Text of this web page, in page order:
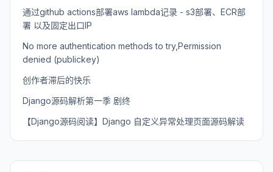
通过github actions部署aws lambda记录 - s3部署、ECR部
署 以及固定出口IP
No more authentication methods to try,Permission
denied (publickey)
创作者滞后的快乐
Django源码解析第一季 剧终
【Django源码阅读】Django 自定义异常处理页面源码解读